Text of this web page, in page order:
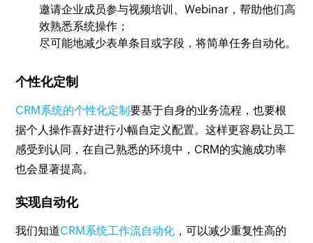
邀请企业成员参与视频培训、Webinar，帮助他们高
效熟悉系统操作；
尽可能地减少表单条目或字段，将简单任务自动化。
个性化定制
CRM系统的个性化定制要基于自身的业务流程，也要根
据个人操作喜好进行小幅自定义配置。这样更容易让员工
感受到认同，在自己熟悉的环境中，CRM的实施成功率
也会显著提高。
实现自动化
我们知道CRM系统工作流自动化 ，可以减少重复性高的